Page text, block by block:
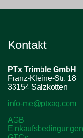
Kontakt
PTx TrimbleGmbH
Franz-Kleine-Str. 18
33154 Salzkotten
info-me@ptxag.com
AGB
Einkaufsbedingungen